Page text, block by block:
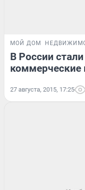
МОЙ ДОМ
В России
27 августа, 2015, 17:25